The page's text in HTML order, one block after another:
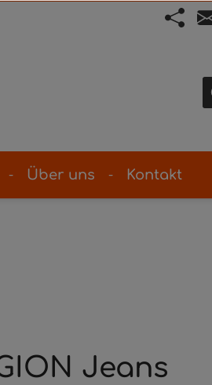
Über uns Kontakt
Jeans